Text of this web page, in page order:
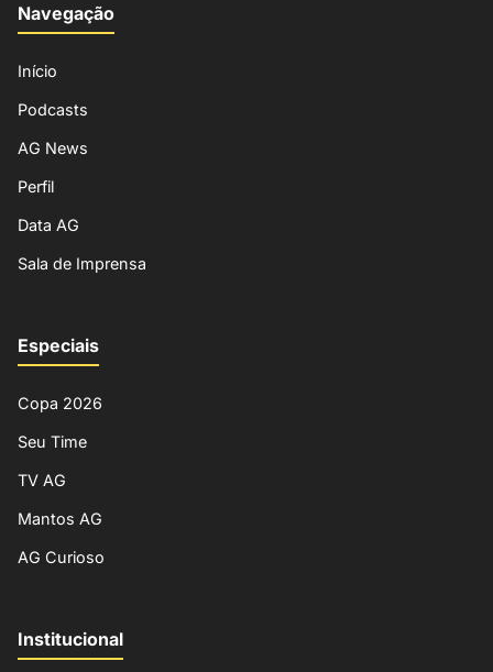
Navegação
Início
Podcasts
AG News
Perfil
Data AG
Sala de Imprensa
Especiais
Copa 2026
Seu Time
TV AG
Mantos AG
AG Curioso
Institucional